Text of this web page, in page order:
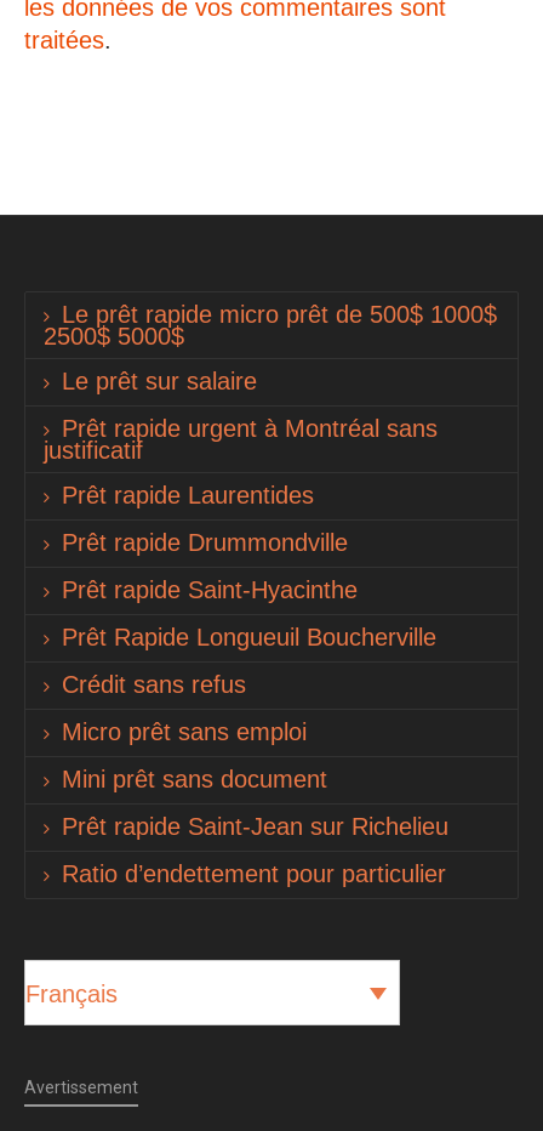
les données de vos commentaires sont
traitées.
Le prêt rapide micro prêt de 500$ 1000$
2500$ 5000$
Le prêt sur salaire
Prêt rapide urgent à Montréal sans
justificatif
Prêt rapide Laurentides
Prêt rapide Drummondville
Prêt rapide Saint-Hyacinthe
Prêt Rapide Longueuil Boucherville
Crédit sans refus
Micro prêt sans emploi
Mini prêt sans document
Prêt rapide Saint-Jean sur Richelieu
Ratio d’endettement pour particulier
Français
Avertissement